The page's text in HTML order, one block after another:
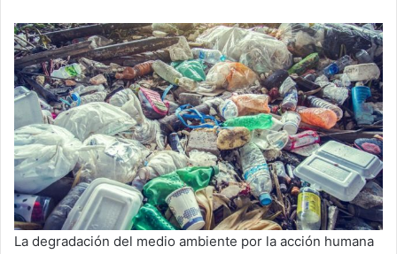
La degradación del medio ambiente por la acción humana